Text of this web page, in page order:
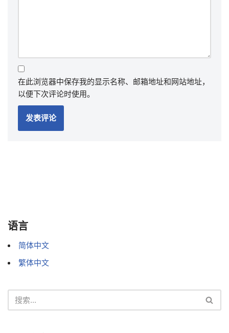
在此浏览器中保存我的显示名称、邮箱地址和网站地址，
以便下次评论时使用。
语言
简体中文
繁体中文